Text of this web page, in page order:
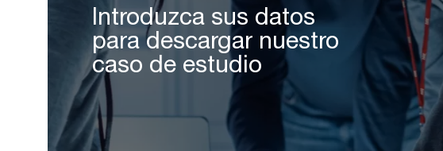
Introduzca sus datos
para descargar nuestro
caso de estudio